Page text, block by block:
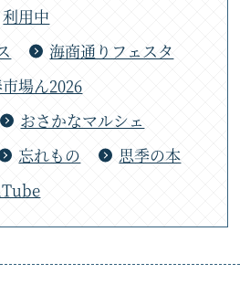
利用中
海商通りフェスタ
場ん2026
おさかなマルシェ
忘れもの
思季の本